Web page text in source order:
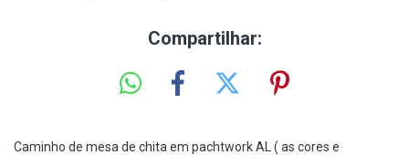
Compartilhar:
Caminho de mesa de chita em pachtwork AL ( as cores e